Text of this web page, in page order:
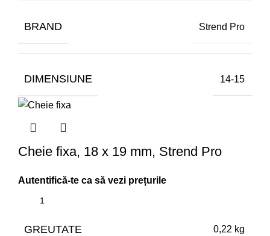
BRAND Strend Pro
DIMENSIUNE 14-15
Cheie fixa, 18 x 19 mm, Strend Pro
GREUTATE 0,22 kg